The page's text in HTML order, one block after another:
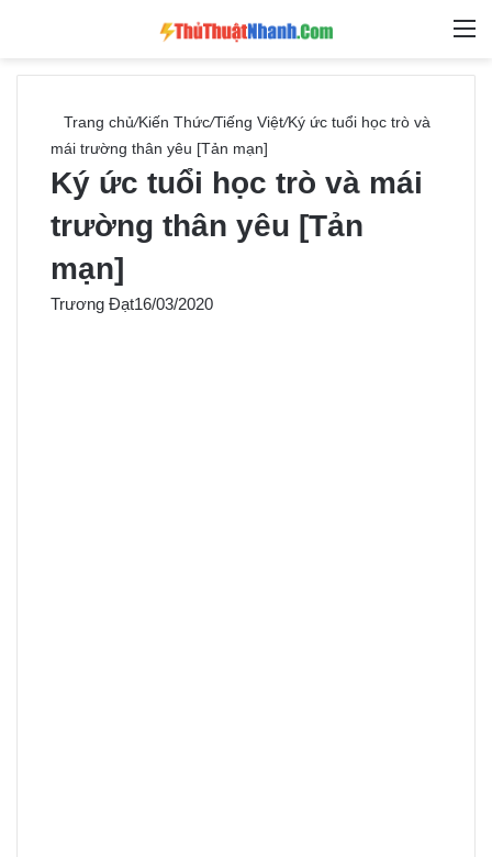
Tìm
Trang chủ/Kiến Thức/Tiếng Việt/Ký ức tuổi học trò và
mái trường thân yêu [Tản mạn]
Ký ức tuổi học trò và mái
trường thân yêu [Tản
mạn]
Trương Đạt16/03/2020